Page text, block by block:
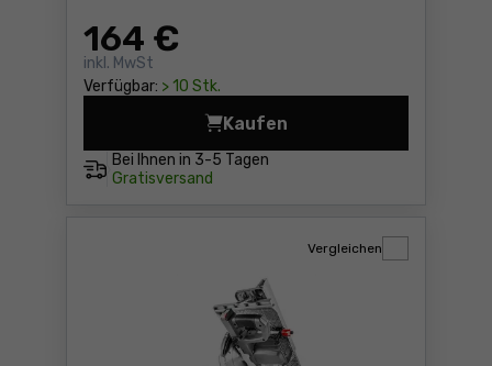
164 €
inkl. MwSt
Verfügbar: > 10 Stk.
Bei Ihnen in 3-5 Tagen
Gratisversand
Kaufen
Kapp- und Gehrungssäge
Vergleichen